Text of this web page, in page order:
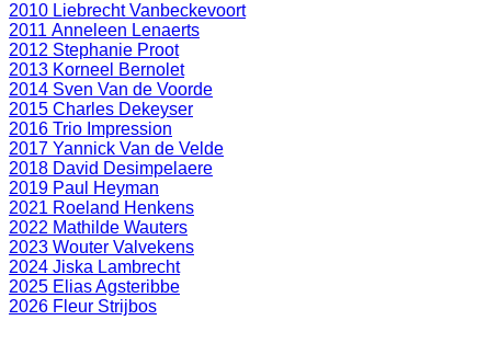
2010 Liebrecht Vanbeckevoort
2011 Anneleen Lenaerts
2012 Stephanie Proot
2013 Korneel Bernolet
2014 Sven Van de Voorde
2015 Charles Dekeyser
2016 Trio Impression
2017 Yannick Van de Velde
2018 David Desimpelaere
2019 Paul Heyman
2021 Roeland Henkens
2022 Mathilde Wauters
2023 Wouter Valvekens
2024 Jiska Lambrecht
2025 Elias Agsteribbe
2026 Fleur Strijbos